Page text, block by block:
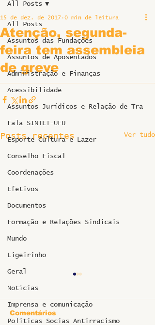
All Posts
Assuntos das Fundações
Assuntos de Aposentados
Administração e Finanças
Acessibilidade
Assuntos Jurídicos e Relação de Tra
Fala SINTET-UFU
Esporte Cultura e Lazer
Conselho Fiscal
Coordenações
Efetivos
Documentos
Formação e Relações Sindicais
Mundo
Ligeirinho
Geral
Notícias
Imprensa e comunicação
Politicas Socias Antirracismo
All Posts
Atenção, segunda-
feira tem assembleia
de greve
15 de dez. de 2017 0 min de leitura
Posts recentes Ver tudo
Comentários